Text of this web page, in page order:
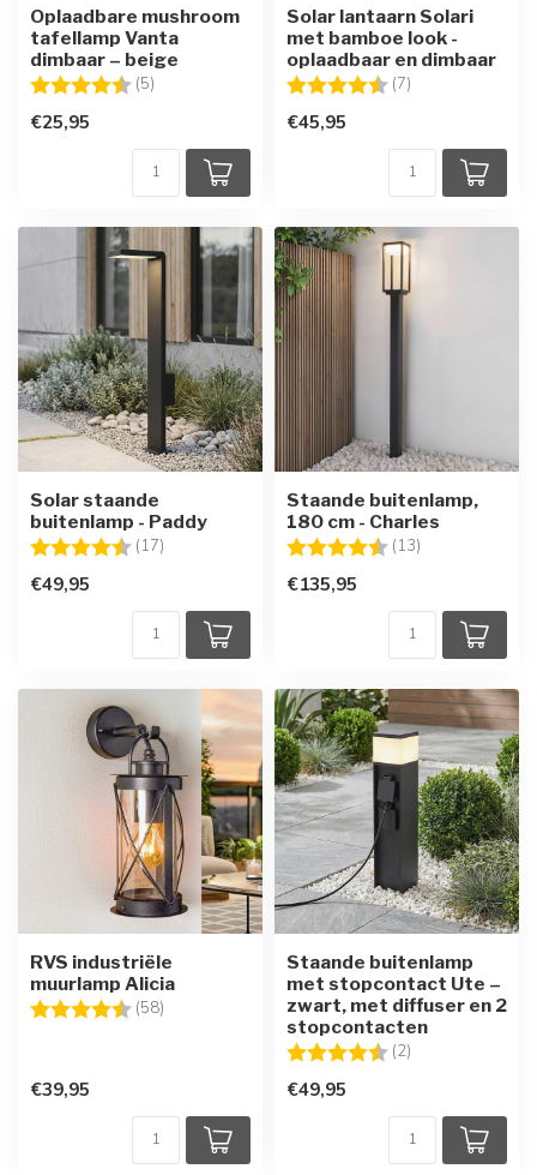
Oplaadbare mushroom
tafellamp Vanta
dimbaar – beige
Beoordeling: (5)
€25,95
Solar lantaarn Solari
met bamboe look -
oplaadbaar en dimbaar
Beoordeling: (7)
€45,95
Solar staande
buitenlamp - Paddy
Beoordeling: (17)
€49,95
Staande buitenlamp,
180 cm - Charles
Beoordeling: (13)
€135,95
RVS industriële
muurlamp Alicia
Beoordeling: (58)
€39,95
Staande buitenlamp
met stopcontact Ute –
zwart, met diffuser en 2
stopcontacten
Beoordeling: (2)
€49,95